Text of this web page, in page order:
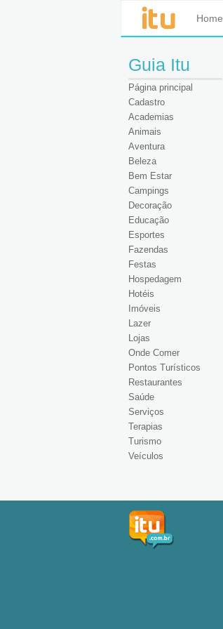
Home
Guia Itu
Página principal
Cadastro
Academias
Animais
Aventura
Beleza
Bem Estar
Campings
Decoração
Educação
Esportes
Fazendas
Festas
Hospedagem
Hotéis
Imóveis
Lazer
Lojas
Onde Comer
Pontos Turísticos
Restaurantes
Saúde
Serviços
Terapias
Turismo
Veículos